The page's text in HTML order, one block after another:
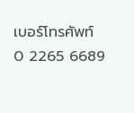
เบอร์โทรศัพท์
0 2265 6689